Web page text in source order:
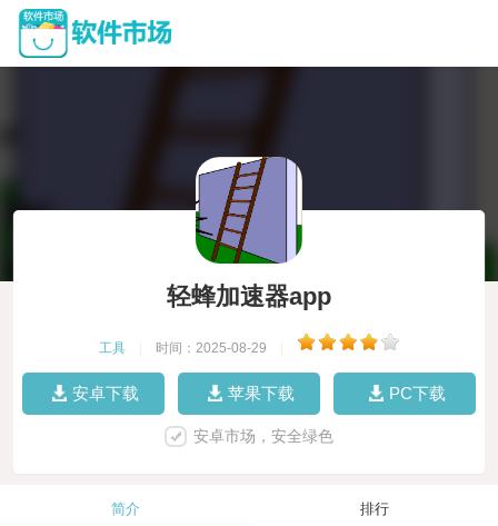
轻蜂加速器app
工具 时间：2025-08-29
安卓下载 苹果下载 PC下载
安卓市场，安全绿色
简介 排行